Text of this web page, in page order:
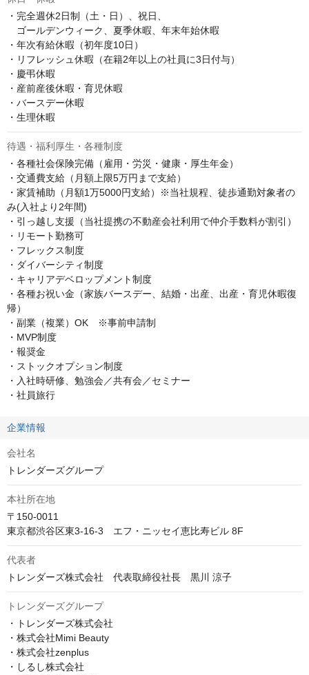
・完全週休2日制（土・日）、祝日、
ゴールデンウィーク、夏季休暇、年末年始休暇
・年次有給休暇（初年度10日）
・リフレッシュ休暇（在籍2年以上の社員に3日付与）
・慶弔休暇
・産前産後休暇・育児休暇
・バースデー休暇
・生理休暇
待遇・福利厚生・各種制度
・各種社会保険完備（雇用・労災・健康・厚生年金）
・交通費支給（月額上限5万円まで支給）
・家賃補助（月額1万5000円支給）※当社規程、徒歩通勤対象者の
み(入社より2年間)
・引っ越し支援（当社提携の不動産会社利用で仲介手数料が割引）
・リモート勤務可
・フレックス制度
・ダイバーシティ制度
・キャリアデベロップメント制度
・各種お祝い金（家族バースデー、結婚・出産、出産・育児休暇復
帰）
・副業（複業）OK　※事前申請制
・MVP制度
・報奨金
・ストックオプション制度
・入社時研修、勉強会／共有会／セミナー
・社員旅行
企業情報
会社名
トレンダーズグループ
本社所在地
〒150-0011
東京都渋谷区東3-16-3　エフ・ニッセイ恵比寿ビル 8F
代表者
トレンダーズ株式会社　代表取締役社長　黒川 涼子
トレンダーズグループ
・トレンダーズ株式会社
・株式会社Mimi Beauty
・株式会社zenplus
・しるし株式会社